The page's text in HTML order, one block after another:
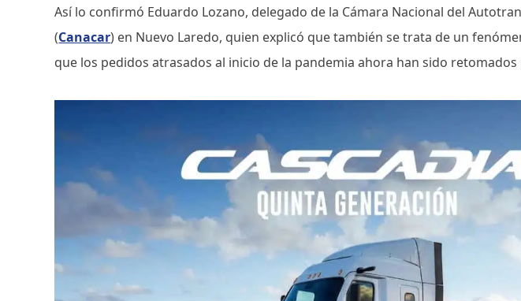
Así lo confirmó Eduardo Lozano, delegado de la Cámara Nacional del
(Canacar) en Nuevo Laredo, quien explicó que también se trata de un
que los pedidos atrasados al inicio de la pandemia ahora han sido